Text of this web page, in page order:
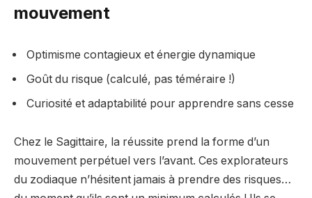
mouvement
Optimisme contagieux et énergie dynamique
Goût du risque (calculé, pas téméraire !)
Curiosité et adaptabilité pour apprendre sans cesse
Chez le Sagittaire, la réussite prend la forme d’un
mouvement perpétuel vers l’avant. Ces explorateurs
du zodiaque n’hésitent jamais à prendre des risques…